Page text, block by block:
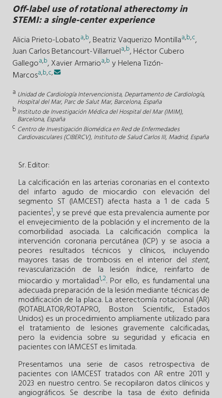
Off-label use of rotational atherectomy in
STEMI: a single-center experience
Alicia Prieto-Lobatoa,b,Beatriz Vaquerizo Montillaa,b,c,
Juan Carlos Betancourt-Villarruela,b,Héctor Cubero
Gallegoa,b,Xavier Armarioa,b yHelena Tizón-
Marcosa,b,c,
a Unidad de Cardiología Intervencionista, Departamento de Cardiología,
Hospital del Mar, Parc de Salut Mar, Barcelona, España
bInstituto de Investigación Médica del Hospital del Mar (IMIM),
Barcelona, España
c Centro de Investigación Biomédica en Red de Enfermedades
Cardiovasculares (CIBERCV), Instituto de Salud Carlos III, Madrid, España
Sr. Editor:
La calcificación en las arterias coronarias en el contexto
del infarto agudo de miocardio con elevación del
segmento ST (IAMCEST) afecta hasta a 1 de cada 5
pacientes1, y se prevé que esta prevalencia aumente por
el envejecimiento de la población y el incremento de la
comorbilidad asociada. La calcificación complica la
intervención coronaria percutánea (ICP) y se asocia a
peores resultados técnicos y clínicos, incluyendo
mayores tasas de trombosis en el interior del stent,
revascularización de la lesión índice, reinfarto de
miocardio y mortalidad1,2. Por ello, es fundamental una
adecuada preparación de la lesión mediante técnicas de
modificación de la placa. La aterectomía rotacional (AR)
(ROTABLATOR/ROTAPRO, Boston Scientific, Estados
Unidos) es un procedimiento ampliamente utilizado para
el tratamiento de lesiones gravemente calcificadas,
pero la evidencia sobre su seguridad y eficacia en
pacientes con IAMCEST es limitada.
Presentamos una serie de casos retrospectiva de
pacientes con IAMCEST tratados con AR entre 2011 y
2023 en nuestro centro. Se recopilaron datos clínicos y
angiográficos. Se describe la tasa de éxito definida